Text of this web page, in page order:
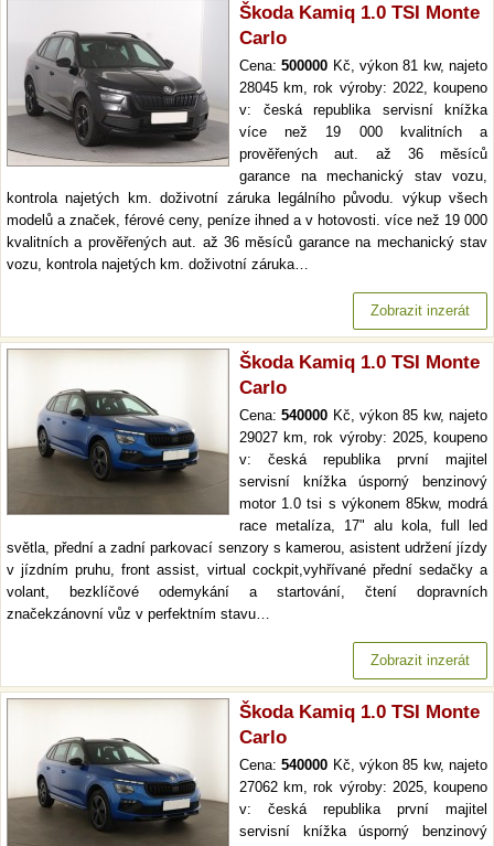
Škoda Kamiq 1.0 TSI Monte
Carlo
Cena:500000 Kč, výkon 81 kw, najeto
28045 km, rok výroby: 2022, koupeno
v: česká republika servisní knížka
více než 19 000 kvalitních a
prověřených aut. až 36 měsíců
garance na mechanický stav vozu,
kontrola najetých km. doživotní záruka legálního původu. výkup všech
modelů a značek, férové ceny, peníze ihned a v hotovosti. více než 19 000
kvalitních a prověřených aut. až 36 měsíců garance na mechanický stav
vozu, kontrola najetých km. doživotní záruka…
Zobrazit inzerát
Škoda Kamiq 1.0 TSI Monte
Carlo
Cena:540000 Kč, výkon 85 kw, najeto
29027 km, rok výroby: 2025, koupeno
v: česká republika první majitel
servisní knížka úsporný benzinový
motor 1.0 tsi s výkonem 85kw, modrá
race metalíza, 17" alu kola, full led
světla, přední a zadní parkovací senzory s kamerou, asistent udržení jízdy
v jízdním pruhu, front assist, virtual cockpit,vyhřívané přední sedačky a
volant, bezklíčové odemykání a startování, čtení dopravních
značekzánovní vůz v perfektním stavu…
Zobrazit inzerát
Škoda Kamiq 1.0 TSI Monte
Carlo
Cena:540000 Kč, výkon 85 kw, najeto
27062 km, rok výroby: 2025, koupeno
v: česká republika první majitel
servisní knížka úsporný benzinový